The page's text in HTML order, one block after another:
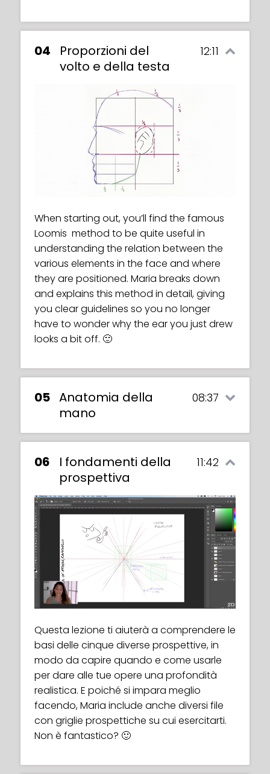
04
Proporzioni del
volto e della testa
12:11
When starting out, you’ll find the famous
Loomis method to be quite useful in
understanding the relation between the
various elements in the face and where
they are positioned. Maria breaks down
and explains this method in detail, giving
you clear guidelines so you no longer
have to wonder why the ear you just drew
looks a bit off. 🙂
05 Anatomia della
mano
08:37
Whatʼs every artistʼs worst nightmare?
Drawing hands!
But worry no more! You will quickly learn
Loomis method and also get some cool
bonus tips from Maria’s personal
experience of how to tackle drawing these
troublesome body parts.
06
I fondamenti della
prospettiva
11:42
Questa lezione ti aiuterà a comprendere le
basi delle cinque diverse prospettive, in
modo da capire quando e come usarle
per dare alle tue opere una profondità
realistica. E poiché si impara meglio
facendo, Maria include anche diversi file
con griglie prospettiche su cui esercitarti.
Non è fantastico? 🙂